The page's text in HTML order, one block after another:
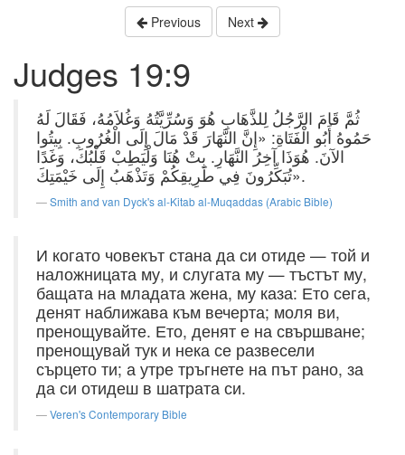
Previous Next
Judges 19:9
ثُمَّ قَامَ الرَّجُلُ لِلذَّهَابِ هُوَ وَسُرِّيَّتُهُ وَغُلاَمُهُ، فَقَالَ لَهُ
حَمُوهُ أَبُو الْفَتَاةِ: «إِنَّ النَّهَارَ قَدْ مَالَ إِلَى الْغُرُوبِ. بِيتُوا
الآنَ. هُوَذَا آخِرُ النَّهَارِ. بِتْ هُنَا وَلْيَطِبْ قَلْبُكَ، وَغَدًا
تُبَكِّرُونَ فِي طَرِيقِكُمْ وَتَذْهَبُ إِلَى خَيْمَتِكَ».
Smith and van Dyck's al-Kitab al-Muqaddas (Arabic Bible)
И когато човекът стана да си отиде — той и
наложницата му, и слугата му — тъстът му,
бащата на младата жена, му каза: Ето сега,
денят наближава към вечерта; моля ви,
пренощувайте. Ето, денят е на свършване;
пренощувай тук и нека се развесели
сърцето ти; а утре тръгнете на път рано, за
да си отидеш в шатрата си.
Veren's Contemporary Bible